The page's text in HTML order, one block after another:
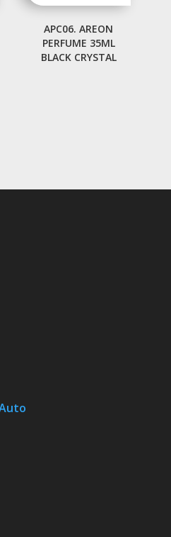
APC06. AREON
PERFUME 35ML
BLACK CRYSTAL